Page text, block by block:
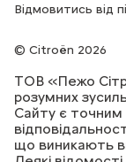
Citroën 2026
Відмовитись від
ТОВ «Пежо
розумних
Сайту є точним
що виникають